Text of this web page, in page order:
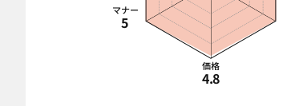
価格
4.8
マナー
5